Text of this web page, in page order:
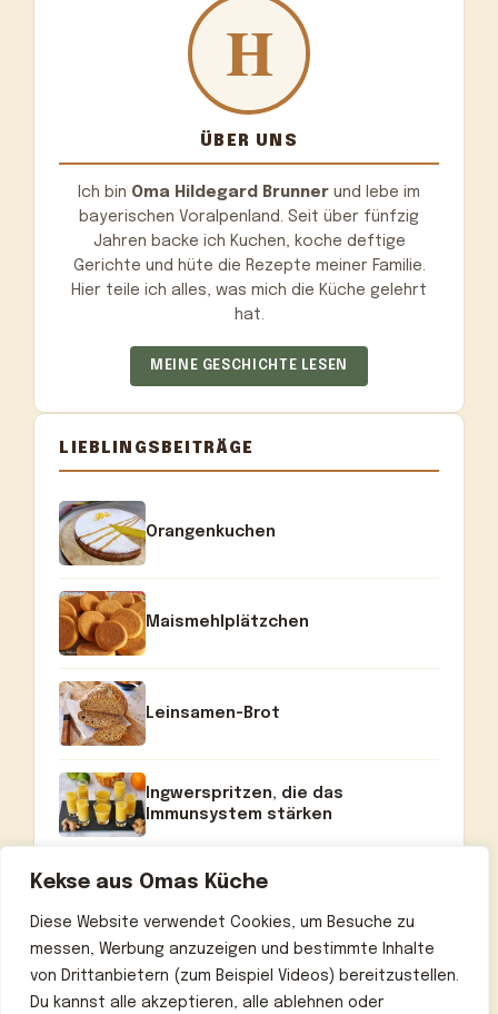
Kekse aus Omas Küche
Diese Website verwendet Cookies, um Besuche zu
messen, Werbung anzuzeigen und bestimmte Inhalte
von Drittanbietern (zum Beispiel Videos) bereitzustellen.
Du kannst alle akzeptieren, alle ablehnen oder
ÜBER UNS
Ich bin Oma Hildegard Brunner und lebe im
bayerischen Voralpenland. Seit über fünfzig
Jahren backe ich Kuchen, koche deftige
Gerichte und hüte die Rezepte meiner Familie.
Hier teile ich alles, was mich die Küche gelehrt
hat.
MEINE GESCHICHTE LESEN
LIEBLINGSBEITRÄGE
Orangenkuchen
Maismehlplätzchen
Leinsamen-Brot
Ingwerspritzen, die das
Immunsystem stärken